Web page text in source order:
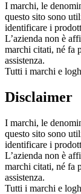
I marchi, le
questo sito sono
identificare i
L’azienda non è
marchi citati, né fa
assistenza.
Tutti i marchi e
Disclaimer
I marchi, le
questo sito sono
identificare i
L’azienda non è
marchi citati, né fa
assistenza.
Tutti i marchi e